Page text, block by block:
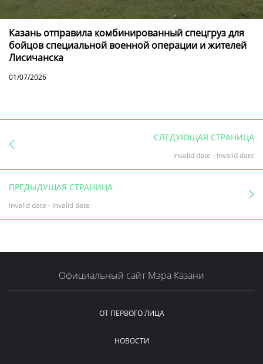
Казань отправила комбинированный спецгруз для
бойцов специальной военной операции и жителей
Лисичанска
01/07/2026
СЛЕДУЮЩАЯ СТРАНИЦА
Invalid date - Invalid date
ПРЕДЫДУЩАЯ СТРАНИЦА
Invalid date - Invalid date
Официальный сайт Мэра Казани
ОТ ПЕРВОГО ЛИЦА
НОВОСТИ